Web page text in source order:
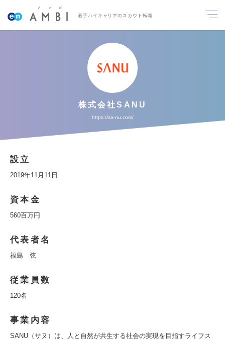
若手ハイキャリアのスカウト転職
株式会社SANU
https://sa-nu.com/
設立
2019年11月11日
資本金
560百万円
代表者名
福島 弦
従業員数
120名
事業内容
SANU（サヌ）は、人と自然が共生する社会の実現を目指すライフス